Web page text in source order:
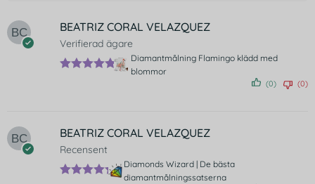
BEATRIZ CORAL VELAZQUEZ
Verifierad ägare
Diamantmålning Flamingo klädd med
blommor
(0) (0)
BEATRIZ CORAL VELAZQUEZ
Recensent
Diamonds Wizard | De bästa
diamantmålningssatserna